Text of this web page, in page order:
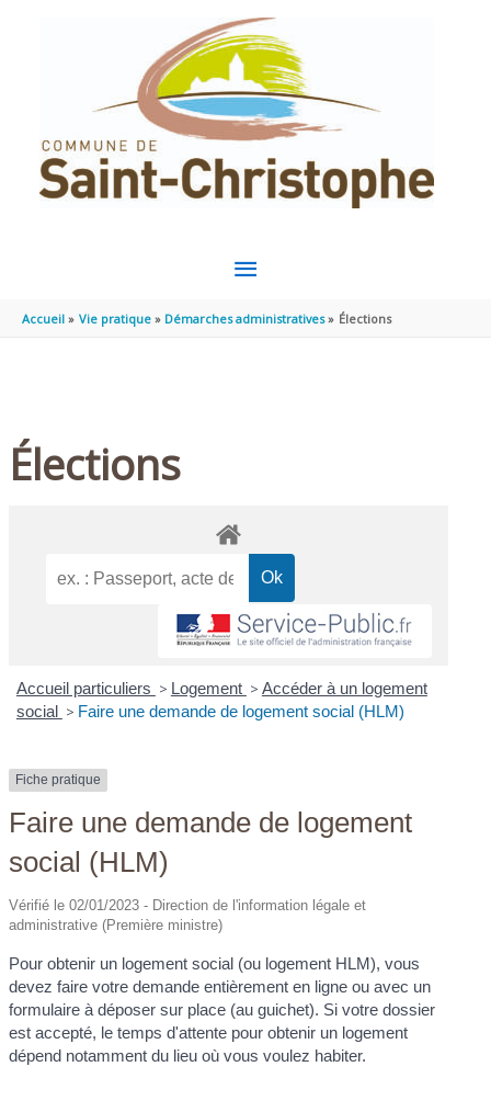
MENU
PRINCIPAL
Accueil Vie pratique Démarches administratives Élections
Élections
Accueil particuliers > Logement > Accéder à un logement
social > Faire une demande de logement social (HLM)
Fiche pratique
Faire une demande de logement
social (HLM)
Vérifié le 02/01/2023 - Direction de l'information légale et
administrative (Première ministre)
Pour obtenir un logement social (ou logement HLM), vous
devez faire votre demande entièrement en ligne ou avec un
formulaire à déposer sur place (au guichet). Si votre dossier
est accepté, le temps d'attente pour obtenir un logement
dépend notamment du lieu où vous voulez habiter.